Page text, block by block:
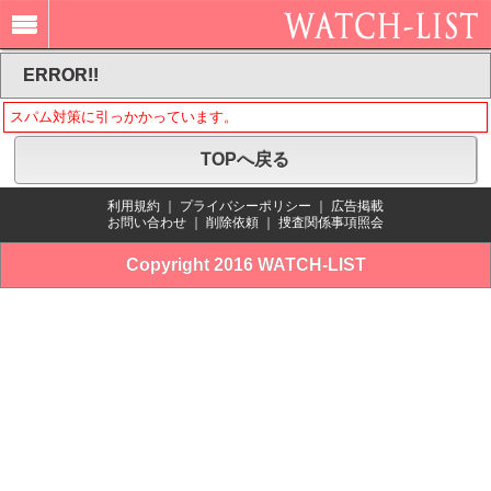
ERROR!!
スパム対策に引っかかっています。
TOPへ戻る
利用規約 プライバシーポリシー
広告掲載
お問い合わせ
削除依頼 捜査関係事項照会
Copyright 2016 WATCH-LIST